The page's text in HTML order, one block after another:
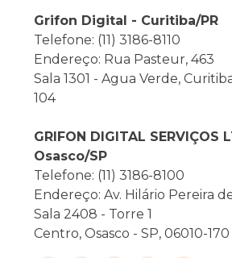
Grifon Digital - Curitiba/PR
Telefone: (11) 3186-8110
Endereço: Rua Pasteur, 463
Sala 1301 - Agua Verde,
104
GRIFON DIGITAL SERVIÇOS
Osasco/SP
Telefone: (11) 3186-8100
Endereço: Av. Hilário Pereira
Sala 2408 - Torre 1
Centro, Osasco - SP, 06010-170